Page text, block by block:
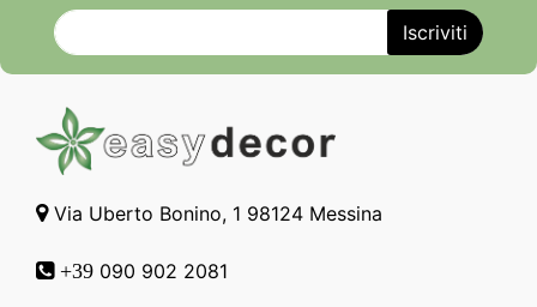
Via Uberto Bonino, 1 98124 Messina
+39 090 902 2081